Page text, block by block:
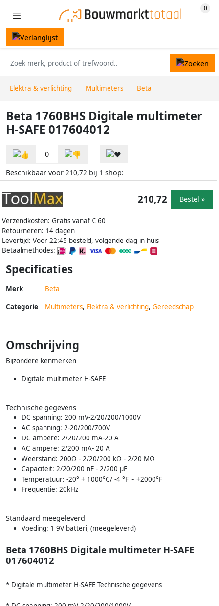
Elektra & verlichting Multimeters Beta
Beta 1760BHS Digitale multimeter
H-SAFE 017604012
0
Beschikbaar voor 210,72 bij 1 shop:
Verzendkosten: Gratis vanaf € 60
Retourneren: 14 dagen
Levertijd: Voor 22:45 besteld, volgende dag in huis
Betaalmethodes:
210,72 Bestel »
Specificaties
Merk Beta
Categorie Multimeters, Elektra & verlichting, Gereedschap
Omschrijving
Bijzondere kenmerken
Digitale multimeter H-SAFE
Technische gegevens
DC spanning: 200 mV-2/20/200/1000V
AC spanning: 2-20/200/700V
DC ampere: 2/20/200 mA-20 A
AC ampere: 2/200 mA- 20 A
Weerstand: 200Ω - 2/20/200 kΩ - 2/20 MΩ
Capaciteit: 2/20/200 nF - 2/200 μF
Temperatuur: -20° + 1000°C/ -4 °F ~ +2000°F
Frequentie: 20kHz
Standaard meegeleverd
Voeding: 1 9V batterij (meegeleverd)
Beta 1760BHS Digitale multimeter H-SAFE
017604012
* Digitale multimeter H-SAFE Technische gegevens